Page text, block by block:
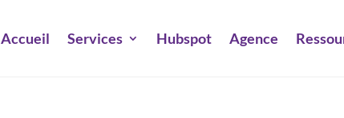
Accueil Services Hubspot Agence